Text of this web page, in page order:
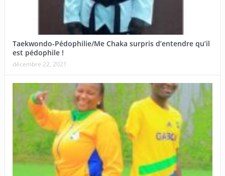
Taekwondo-Pédophilie/Me Chaka surpris d’entendre qu’il
est pédophile !
décembre 22, 2021